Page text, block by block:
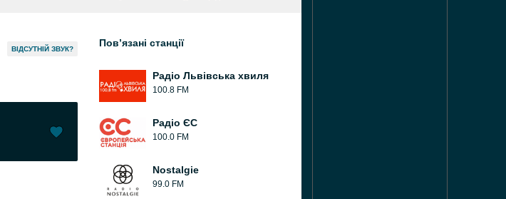
ВІДСУТНІЙ ЗВУК?
Пов’язані станції
Радіо Львівська хвиля
100.8 FM
Радіо ЄС
100.0 FM
Nostalgie
99.0 FM